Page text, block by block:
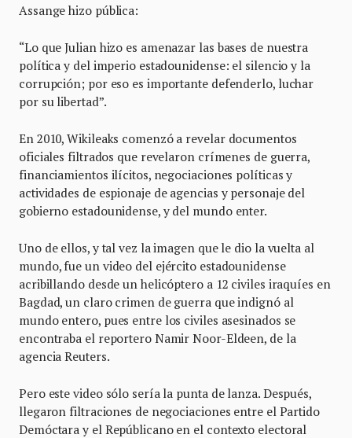
Assange hizo pública:
“Lo que Julian hizo es amenazar las bases de nuestra
política y del imperio estadounidense: el silencio y la
corrupción; por eso es importante defenderlo, luchar
por su libertad”.
En 2010, Wikileaks comenzó a revelar documentos
oficiales filtrados que revelaron crímenes de guerra,
financiamientos ilícitos, negociaciones políticas y
actividades de espionaje de agencias y personaje del
gobierno estadounidense, y del mundo enter.
Uno de ellos, y tal vez la imagen que le dio la vuelta al
mundo, fue un video del ejército estadounidense
acribillando desde un helicóptero a 12 civiles iraquíes en
Bagdad, un claro crimen de guerra que indignó al
mundo entero, pues entre los civiles asesinados se
encontraba el reportero Namir Noor-Eldeen, de la
agencia Reuters.
Pero este video sólo sería la punta de lanza. Después,
llegaron filtraciones de negociaciones entre el Partido
Demóctara y el Repúblicano en el contexto electoral